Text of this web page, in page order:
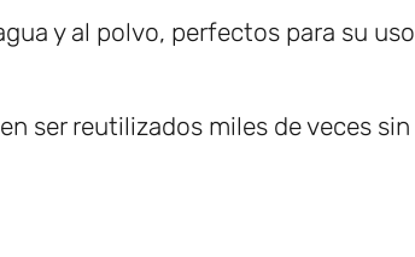
y al polvo, perfectos para su uso
ser reutilizados miles de veces sin